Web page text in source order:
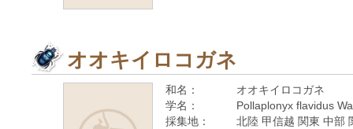
オオキイロコガネ
和名：
オオキイロコガネ
学名：
Pollaplonyx flavidus
採集地：
北陸 甲信越 関東 中部